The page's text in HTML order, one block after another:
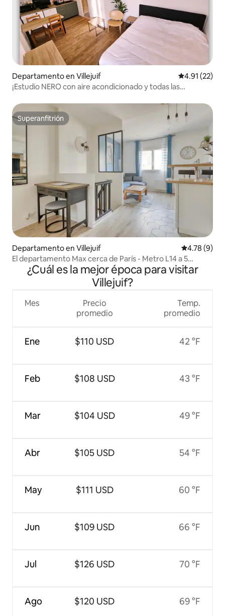
Departamento en Villejuif Calificación
4.91 (22)
¡Estudio NERO con aire acondicionado y todas las
Superanfitrión
Superanfitrión
Departamento en Villejuif Calificación
4.78 (9)
El departamento Max cerca de París - Metro L14 a 5
minutos
¿Cuál es la mejor época para visitar
Villejuif?
Mes
Ene
Feb
Mar
Abr
May
Jun
Jul
Ago
Precio
promedio
$110 USD
$108 USD
$104 USD
$105 USD
$111 USD
$109 USD
$126 USD
$120 USD
Temp.
promedio
42 °F
43 °F
49 °F
54 °F
60 °F
66 °F
70 °F
69 °F